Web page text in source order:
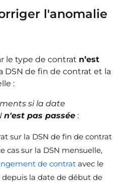
l'anomalie
le type de contrat n’est
DSN de fin de contrat et la
:
si la date
n'est pas passée :
sur la DSN de fin de contrat
cas sur la DSN mensuelle,
de contrat avec le
la date de début de